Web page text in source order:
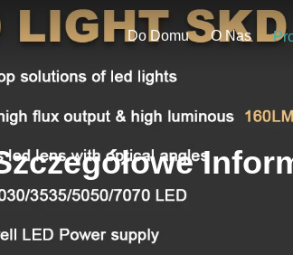
Do Domu O Nas